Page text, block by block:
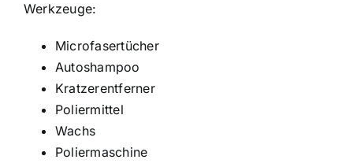
Werkzeuge:
Microfasertücher
Autoshampoo
Kratzerentferner
Poliermittel
Wachs
Poliermaschine